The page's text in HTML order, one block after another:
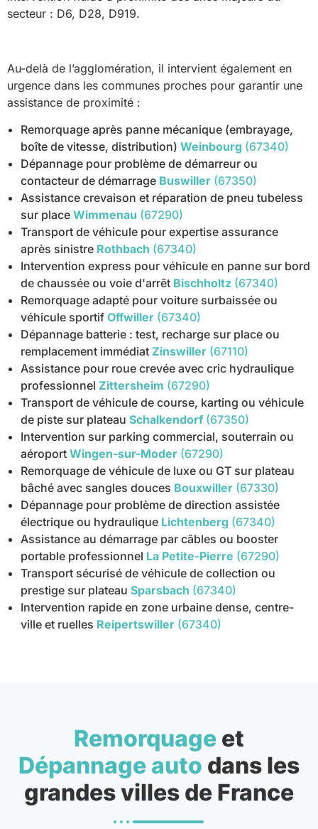
secteur : D6, D28, D919.
Au-delà de l’agglomération, il intervient également en
urgence dans les communes proches pour garantir une
assistance de proximité :
Remorquage après panne mécanique (embrayage,
boîte de vitesse, distribution) Weinbourg (67340)
Dépannage pour problème de démarreur ou
contacteur de démarrage Buswiller (67350)
Assistance crevaison et réparation de pneu tubeless
sur place Wimmenau (67290)
Transport de véhicule pour expertise assurance
après sinistre Rothbach (67340)
Intervention express pour véhicule en panne sur bord
de chaussée ou voie d'arrêt Bischholtz (67340)
Remorquage adapté pour voiture surbaissée ou
véhicule sportif Offwiller (67340)
Dépannage batterie : test, recharge sur place ou
remplacement immédiat Zinswiller (67110)
Assistance pour roue crevée avec cric hydraulique
professionnel Zittersheim (67290)
Transport de véhicule de course, karting ou véhicule
de piste sur plateau Schalkendorf (67350)
Intervention sur parking commercial, souterrain ou
aéroport Wingen-sur-Moder (67290)
Remorquage de véhicule de luxe ou GT sur plateau
bâché avec sangles douces Bouxwiller (67330)
Dépannage pour problème de direction assistée
électrique ou hydraulique Lichtenberg (67340)
Assistance au démarrage par câbles ou booster
portable professionnel La Petite-Pierre (67290)
Transport sécurisé de véhicule de collection ou
prestige sur plateau Sparsbach (67340)
Intervention rapide en zone urbaine dense, centre-
ville et ruelles Reipertswiller (67340)
Remorquage et
Dépannage auto dans les
grandes villes de France